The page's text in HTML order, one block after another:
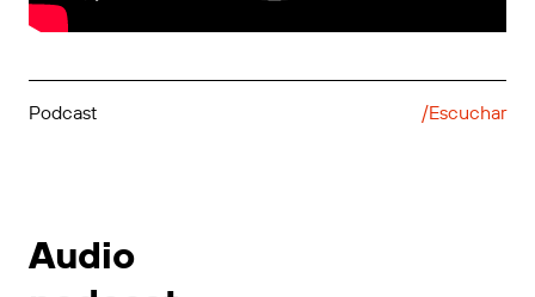
Podcast /Escuchar
Audio